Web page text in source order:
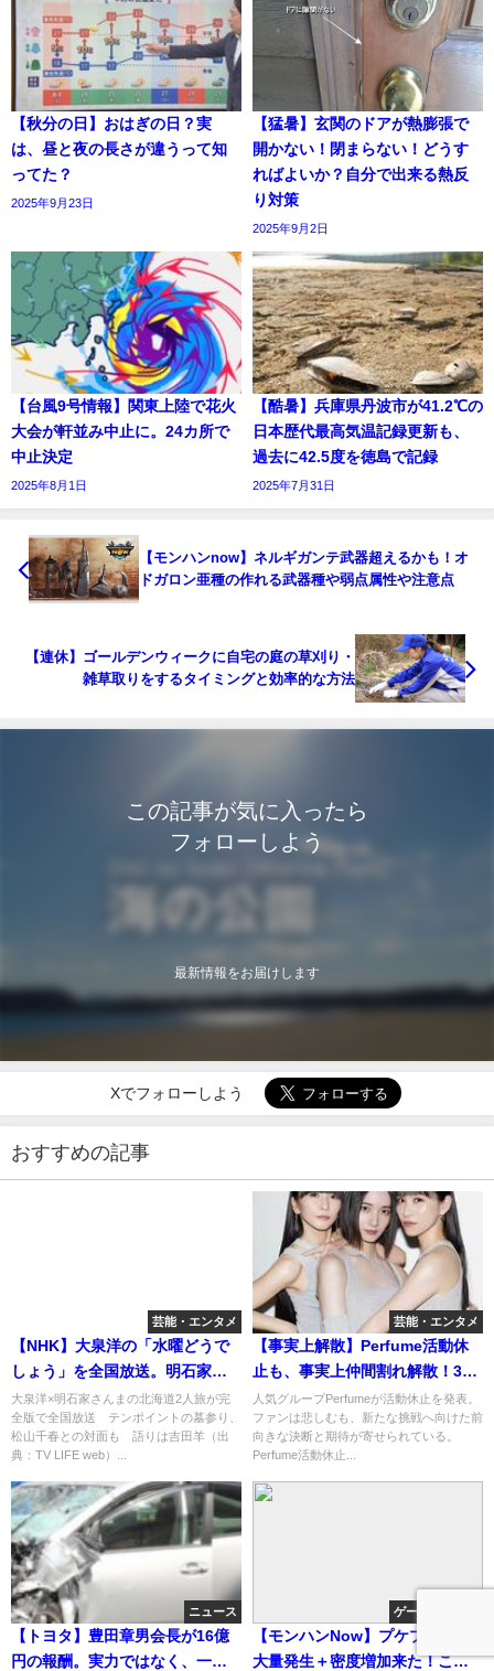
【秋分の日】おはぎの日？実
は、昼と夜の長さが違うって知
ってた？
2025年9月23日
【猛暑】玄関のドアが熱膨張で
開かない！閉まらない！どうす
ればよいか？自分で出来る熱反
り対策
2025年9月2日
【台風9号情報】関東上陸で花火
大会が軒並み中止に。24カ所で
中止決定
2025年8月1日
【酷暑】兵庫県丹波市が41.2℃の
日本歴代最高気温記録更新も、
過去に42.5度を徳島で記録
2025年7月31日
【モンハンnow】ネルギガンテ武器超えるかも！オ
ドガロン亜種の作れる武器種や弱点属性や注意点
【連休】ゴールデンウィークに自宅の庭の草刈り・
雑草取りをするタイミングと効率的な方法
この記事が気に入ったら
フォローしよう
最新情報をお届けします
Xでフォローしよう
おすすめの記事
芸能・エンタメ
【NHK】大泉洋の「水曜どうで
しょう」を全国放送。明石家さ
んまと松山千春が出演。ウマ娘
も意識か？
大泉洋×明石家さんまの北海道2人旅が完
全版で全国放送 テンポイントの墓参り、
松山千春との対面も 語りは吉田羊（出
典：TV LIFE web）...
芸能・エンタメ
【事実上解散】Perfume活動休
止も、事実上仲間割れ解散！3人
の確執はオトコ。。。！？
人気グループPerfumeが活動休止を発表。
ファンは悲しむも、新たな挑戦へ向けた前
向きな決断と期待が寄せられている。
Perfume活動休止...
ニュース
【トヨタ】豊田章男会長が16億
円の報酬。実力ではなく、一族
ゲーム・アニメ
【モンハンNow】プケプケ亜種
大量発生＋密度増加来た！これ